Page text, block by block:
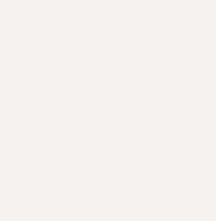
DE SARMIENTOI